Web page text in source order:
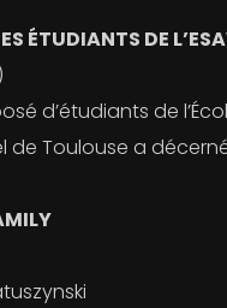
ÉTUDIANTS DE
d’étudiants de
de Toulouse a